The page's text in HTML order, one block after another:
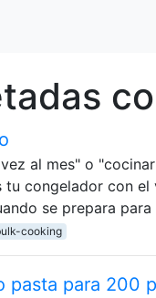
al mes" o
tu congelador con
se prepara
cooking
pasta para 200